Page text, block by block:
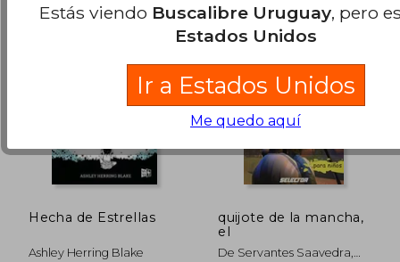
Hecha de Estrellas
Ashley Herring Blake
quijote de la mancha,
el
De Servantes Saavedra,
Estás viendo Buscalibre Uruguay, pero
Estados Unidos
Ir a Estados Unidos
Me quedo aquí